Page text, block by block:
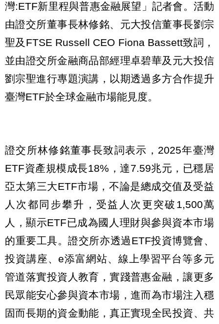
灣:ETF新里程與普惠金融展望」記者會。活動
由證交所董事長林修銘、元大投信董事長劉宗
聖及FTSE Russell CEO Fiona Bassett致詞，
並由證交所金融商品部經理卓碧華及元大投信
劉宗聖進行專題演講，以期透過多方合作提升
臺灣ETF於全球金融市場能見度。
證交所林修銘董事長致詞表示，2025年臺灣
ETF資產規模成長18%，達7.59兆元，已穩居
亞太第三大ETF市場，不論是總成交值及受益
人次都同步攀升，受益人次更突破1,500萬
人，顯示ETF已成為國人理財與參與資本市場
的重要工具。證交所亦透過ETF投資博覽會、
投資講座、e添富網站、線上學習平台等多元
管道落實投資人教育，實踐普惠金融，讓更多
民眾能安心參與資本市場，進而為市場注入穩
固而長期的資金動能，真正實現全民投資、共